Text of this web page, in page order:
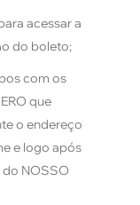
acessar a
do boleto;
com os
que
o endereço
e logo após
NOSSO